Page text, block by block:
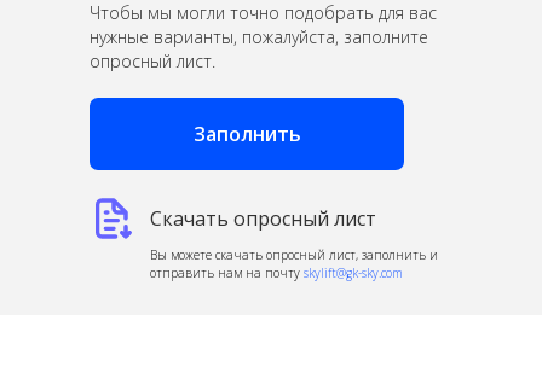
Скачать опросный лист
Заполнить
Чтобы мы могли точно подобрать для вас
нужные варианты, пожалуйста, заполните
опросный лист.
Вы можете скачать опросный лист, заполнить и
отправить нам на почту skylift@gk-sky.com